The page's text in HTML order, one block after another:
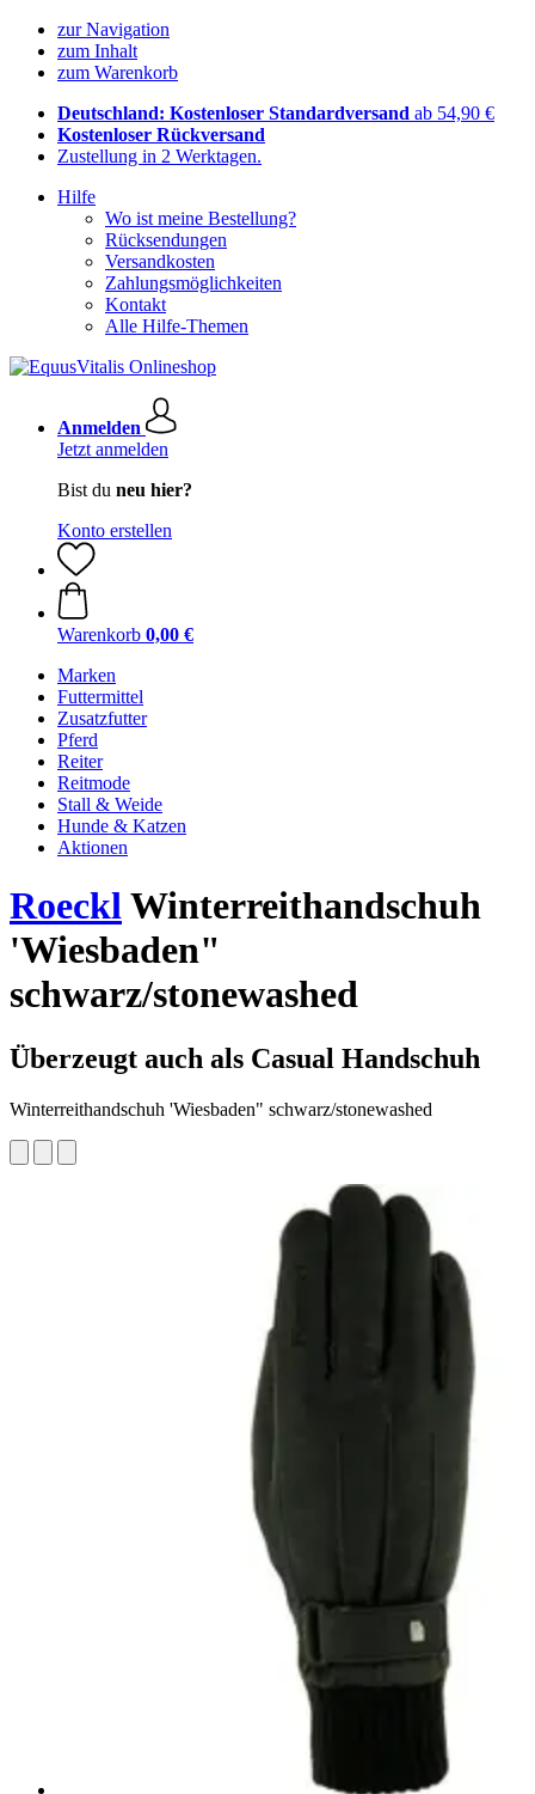
zur Navigation
zum Inhalt
zum Warenkorb
Deutschland: Kostenloser Standardversand ab 54,90 €
Kostenloser Rückversand
Zustellung in 2 Werktagen.
Hilfe
Wo ist meine Bestellung?
Rücksendungen
Versandkosten
Zahlungsmöglichkeiten
Kontakt
Alle Hilfe-Themen
Anmelden
Jetzt anmelden
Bist du neu hier?
Konto erstellen
Warenkorb 0,00 €
Marken
Futtermittel
Zusatzfutter
Pferd
Reiter
Reitmode
Stall & Weide
Hunde & Katzen
Aktionen
RoecklWinterreithandschuh
'Wiesbaden"
schwarz/stonewashed
Überzeugt auch als Casual Handschuh
Winterreithandschuh 'Wiesbaden" schwarz/stonewashed